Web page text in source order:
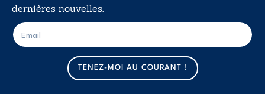
dernières nouvelles.
m
a
i
l
E
-
m
TENEZ-MOI AU COURANT !